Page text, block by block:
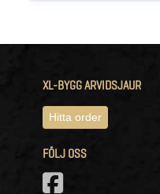
XL-BYGG ARVIDSJAUR
Hitta order
FÖLJ OSS